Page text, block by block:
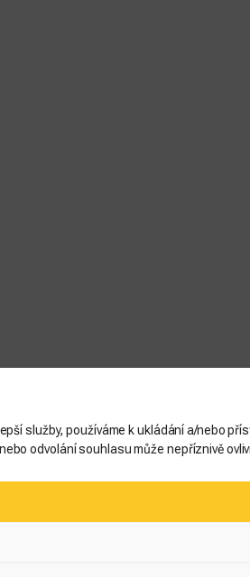
služby, používáme k ukládání a/nebo
odvolání souhlasu může nepříznivě